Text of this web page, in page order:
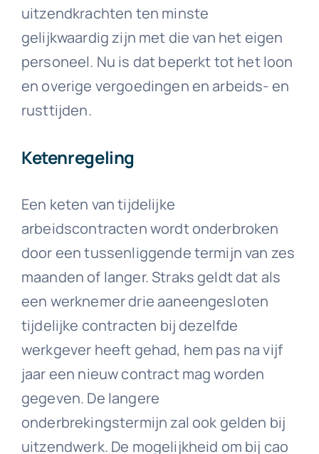
uitzendkrachten ten minste
gelijkwaardig zijn met die van het eigen
personeel. Nu is dat beperkt tot het loon
en overige vergoedingen en arbeids- en
rusttijden.
Ketenregeling
Een keten van tijdelijke
arbeidscontracten wordt onderbroken
door een tussenliggende termijn van zes
maanden of langer. Straks geldt dat als
een werknemer drie aaneengesloten
tijdelijke contracten bij dezelfde
werkgever heeft gehad, hem pas na vijf
jaar een nieuw contract mag worden
gegeven. De langere
onderbrekingstermijn zal ook gelden bij
uitzendwerk. De mogelijkheid om bij cao